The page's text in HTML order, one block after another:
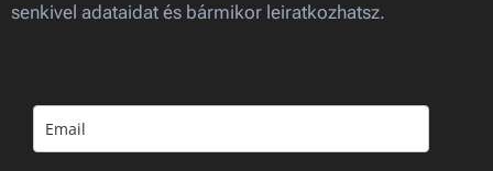
senkivel adataidat és bármikor leiratkozhatsz.